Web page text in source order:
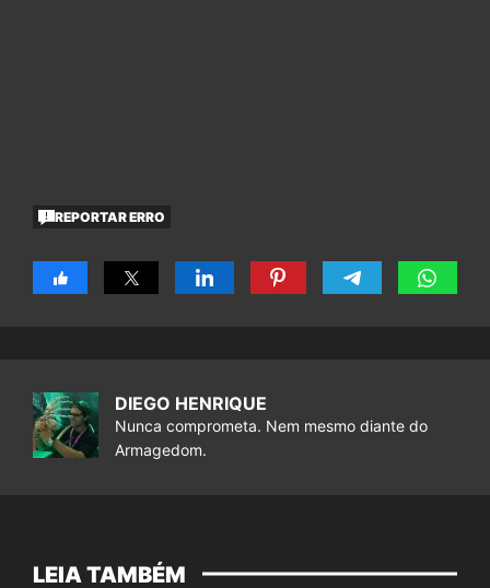
REPORTAR ERRO
DIEGO HENRIQUE
Nunca comprometa. Nem mesmo diante do
Armagedom.
LEIA TAMBÉM